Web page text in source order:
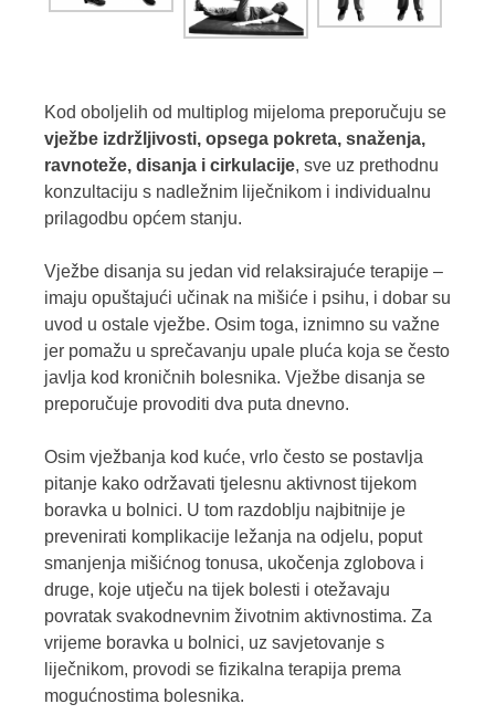
Kod oboljelih od multiplog mijeloma preporučuju se
vježbe izdržljivosti, opsega pokreta, snaženja,
ravnoteže, disanja i cirkulacije, sve uz prethodnu
konzultaciju s nadležnim liječnikom i individualnu
prilagodbu općem stanju.
Vježbe disanja su jedan vid relaksirajuće terapije –
imaju opuštajući učinak na mišiće i psihu, i dobar su
uvod u ostale vježbe. Osim toga, iznimno su važne
jer pomažu u sprečavanju upale pluća koja se često
javlja kod kroničnih bolesnika. Vježbe disanja se
preporučuje provoditi dva puta dnevno.
Osim vježbanja kod kuće, vrlo često se postavlja
pitanje kako održavati tjelesnu aktivnost tijekom
boravka u bolnici. U tom razdoblju najbitnije je
prevenirati komplikacije ležanja na odjelu, poput
smanjenja mišićnog tonusa, ukočenja zglobova i
druge, koje utječu na tijek bolesti i otežavaju
povratak svakodnevnim životnim aktivnostima. Za
vrijeme boravka u bolnici, uz savjetovanje s
liječnikom, provodi se fizikalna terapija prema
mogućnostima bolesnika.